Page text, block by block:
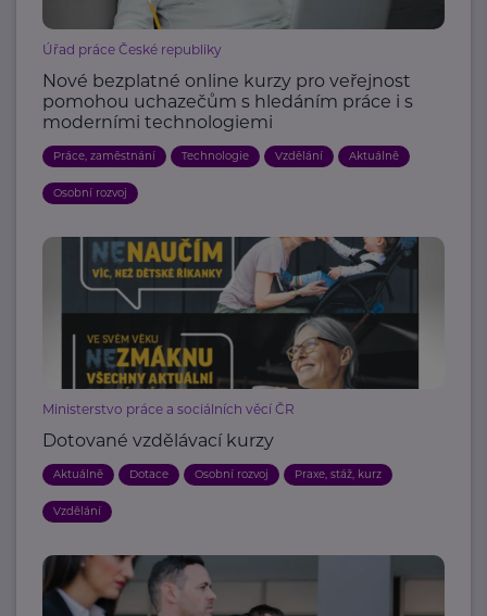
Úřad práce České republiky
Nové bezplatné online kurzy pro veřejnost
pomohou uchazečům s hledáním práce i s
moderními technologiemi
Práce, zaměstnání Technologie Vzdělání Aktuálně
Osobní rozvoj
Ministerstvo práce a sociálních věcí ČR
Dotované vzdělávací kurzy
Aktuálně Dotace Osobní rozvoj Praxe, stáž, kurz
Vzdělání